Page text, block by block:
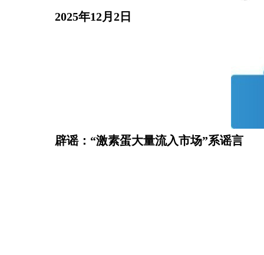
2025年12月2日
辟谣：“激素蛋大量流入市场”系谣言